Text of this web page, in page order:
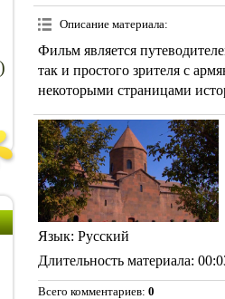
Описание материала:
Фильм является
так и простого зрителя с
некоторыми страницами
Язык: Русский
Длительность материала:
Всего комментариев: 0